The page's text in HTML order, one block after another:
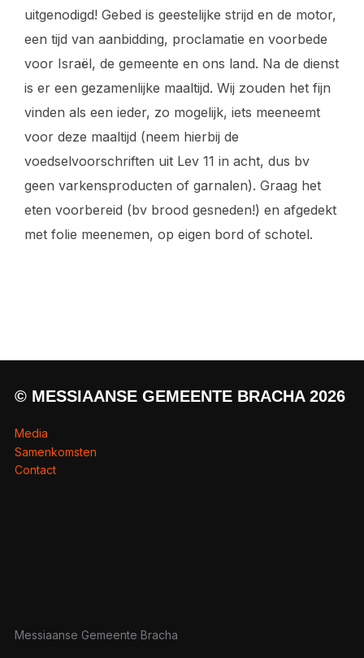
uitgenodigd! Gebed is geestelijke strijd en de motor,
een tijd van aanbidding, proclamatie en voorbede
voor Israël, de gemeente en ons land. Na de dienst
is er een gezamenlijke maaltijd. Wij zouden het fijn
vinden als een ieder, zo mogelijk, iets meeneemt
voor deze maaltijd (neem hierbij de
voedselvoorschriften uit Lev 11 in acht, dus bv
geen varkensproducten of garnalen). Graag het
eten voorbereid (bv brood gesneden!) en afgedekt
met folie meenemen, op eigen bord of schotel.
© MESSIAANSE GEMEENTE BRACHA 2026
Media
Samenkomsten
Contact
Messiaanse Gemeente Bracha